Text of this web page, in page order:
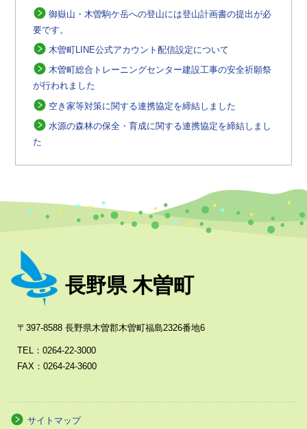
御嶽山・木曽駒ケ岳への登山には登山計画書の提出が必
要です。
木曽町LINE公式アカウント配信設定について
木曽町総合トレーニングセンター建設工事の安全祈願祭
が行われました
空き家等対策に関する連携協定を締結しました
水源の森林の保全・育成に関する連携協定を締結しまし
た
長野県 木曽町
〒397-8588 長野県木曽郡木曽町福島2326番地6
TEL：0264-22-3000
FAX：0264-24-3600
サイトマップ